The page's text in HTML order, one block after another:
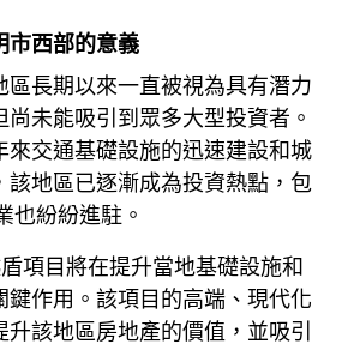
市西部的意義
區長期以來一直被視為具有潛力
尚未能吸引到眾多大型投資者。
來交通基礎設施的迅速建設和城
該地區已逐漸成為投資熱點，包
也紛紛進駐。
項目將在提升當地基礎設施和
鍵作用。該項目的高端、現代化
該地區房地產的價值，並吸引